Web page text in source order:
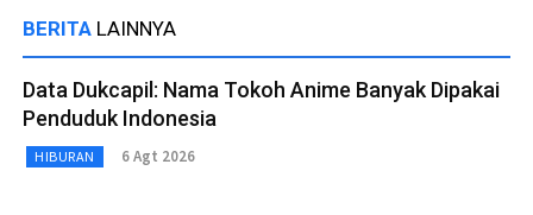
BERITA LAINNYA
Data Dukcapil: Nama Tokoh Anime Banyak Dipakai
Penduduk Indonesia
HIBURAN 6 Agt 2026